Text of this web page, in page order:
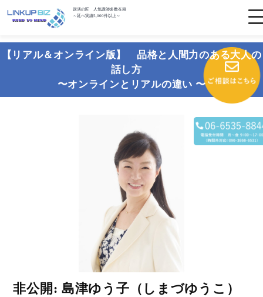
講演の匠 人気講師多数在籍
～延べ実績5,000件以上～
【リアル＆オンライン版】 品格と人間力のある大人の
話し方
〜オンラインとリアルの違い 〜
非公開: 島津ゆう子（しまづゆうこ）